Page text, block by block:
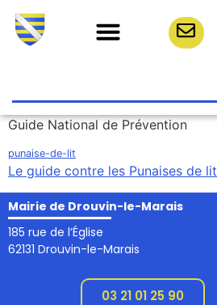
Guide National de Prévention
punaise-de-lit
Le guide contre les Punaises de lit
Mairie de Drouvin-le-Marais
185 rue de l’Église
62131 Drouvin-le-Marais
03 21 01 25 90